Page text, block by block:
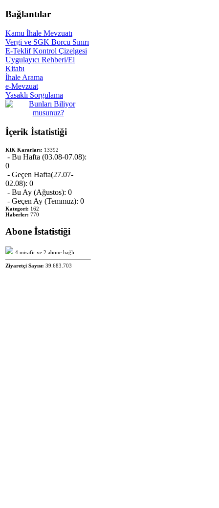
Bağlantılar
Kamu İhale Mevzuatı
Vergi ve SGK Borcu Sınırı
E-Teklif Kontrol Çizelgesi
Uygulayıcı Rehberi/El
Kitabı
İhale Arama
e-Mevzuat
Yasaklı Sorgulama
İçerik İstatistiği
KiK Kararları: 13392
- Bu Hafta (03.08-07.08):
0
- Geçen Hafta(27.07-
02.08): 0
- Bu Ay (Ağustos): 0
- Geçen Ay (Temmuz): 0
Kategori: 162
Haberler: 770
Abone İstatistiği
4 misafir ve 2 abone bağlı
Ziyaretçi Sayısı: 39.683.703